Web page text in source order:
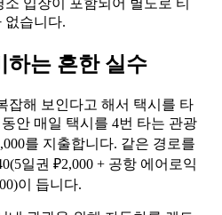
입장이 포함되어 별도로 티
없습니다.
하는 흔한 실수
잡해 보인다고 해서 택시를 타
안 매일 택시를 4번 타는 관광
를 지출합니다. 같은 경로를
일권 ₽2,000 + 공항 에어로익
이 듭니다.